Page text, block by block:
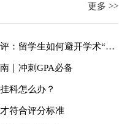
更多 >>
学生如何避开学术“雷区”？
｜冲刺GPA必备
科怎么办？
符合评分标准